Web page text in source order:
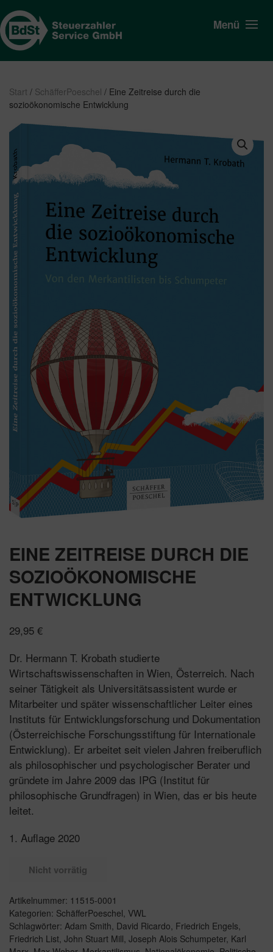
Menü
Start / SchäfferPoeschel / Eine Zeitreise durch die
sozioökonomische Entwicklung
EINE ZEITREISE DURCH DIE
SOZIOÖKONOMISCHE
ENTWICKLUNG
29,95 €
Dr. Hermann T. Krobath studierte
Wirtschaftswissenschaften in Wien, Österreich. Nach
seiner Tätigkeit als Universitätsassistent wurde er
Mitarbeiter und später wissenschaftlicher Leiter eines
Instituts für Entwicklungsforschung und Dokumentation
(Österreichische Forschungsstiftung für Internationale
Entwicklung). Er arbeitet seit vielen Jahren freiberuflich
als philosophischer und psychologischer Berater und
gründete im Jahre 2009 das IPG (Institut für
philosophische Grundfragen) in Wien, das er bis heute
leitet.
1. Auflage 2020
Nicht vorrätig
Artikelnummer: 11515-0001
Kategorien: SchäfferPoeschel VWL
Schlagwörter: Adam Smith David Ricardo Friedrich Engels
Friedrich List John Stuart Mill Joseph Alois Schumpeter, Karl